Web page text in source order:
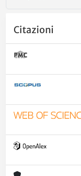
Citazioni